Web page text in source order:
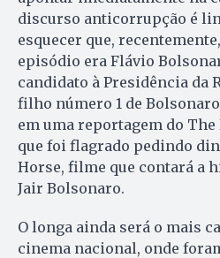
discurso anticorrupção é
esquecer que,
episódio era Flávio
candidato à Presidência da
filho número 1 de
em uma reportagem do
que foi flagrado pedindo
Horse, filme que contará a
Jair Bolsonaro.
O longa ainda será o mais
cinema nacional, onde